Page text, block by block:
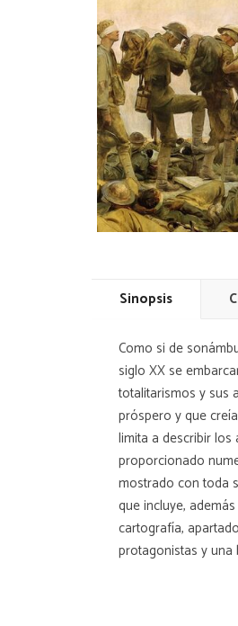
Sinopsis
Como si de
siglo XX se
totalitarismos y sus
próspero y que
limita a describir
proporcionado
mostrado con toda
que incluye,
cartografía,
protagonistas y